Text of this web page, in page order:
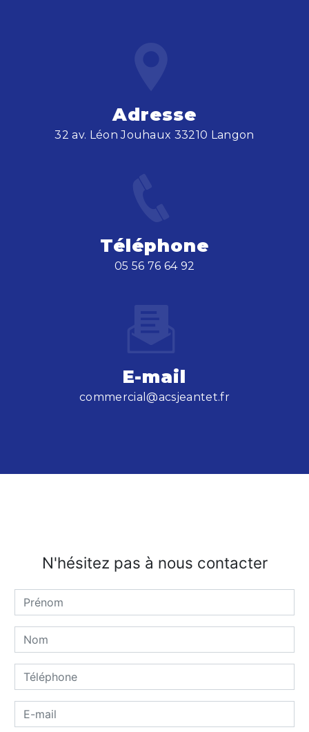
Adresse
32 av. Léon Jouhaux 33210 Langon
Téléphone
05 56 76 64 92
E-mail
commercial@acsjeantet.fr
N'hésitez pas à nous contacter